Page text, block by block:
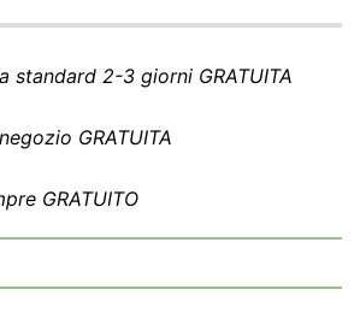
standard 2-3 giorni GRATUITA
GRATUITA
GRATUITO